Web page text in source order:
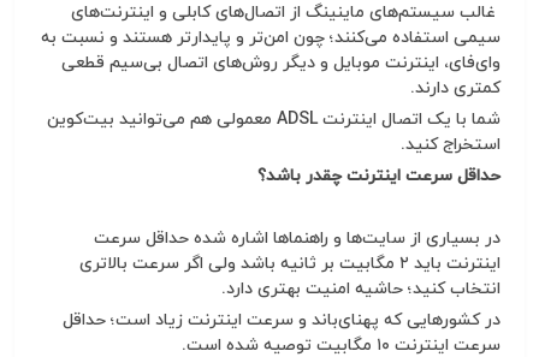
غالب سیستم‌های ماینینگ از اتصال‌های کابلی و اینترنت‌های
سیمی استفاده می‌کنند؛ چون امن‌تر و پایدارتر هستند و نسبت به
وای‌فای، اینترنت موبایل و دیگر روش‌های اتصال بی‌سیم قطعی
کمتری دارند.
شما با یک اتصال اینترنت ADSL معمولی هم می‌توانید بیت‌کوین
استخراج کنید.
حداقل سرعت اینترنت چقدر باشد؟
در بسیاری از سایت‌ها و راهنماها اشاره شده حداقل سرعت
اینترنت باید ۲ مگابیت بر ثانیه باشد ولی اگر سرعت بالاتری
انتخاب کنید؛ حاشیه امنیت بهتری دارد.
در کشورهایی که پهنای‌باند و سرعت اینترنت زیاد است؛ حداقل
سرعت اینترنت ۱۰ مگابیت توصیه شده است.